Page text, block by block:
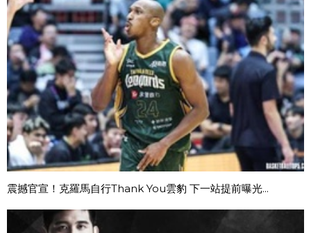
震撼官宣！克羅馬自行Thank You雲豹 下一站提前曝光...